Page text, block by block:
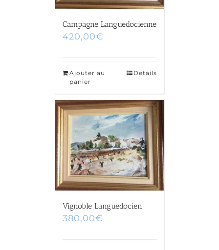
Campagne Languedocienne
420,00€
Ajouter au
panier
Details
Vignoble Languedocien
380,00€